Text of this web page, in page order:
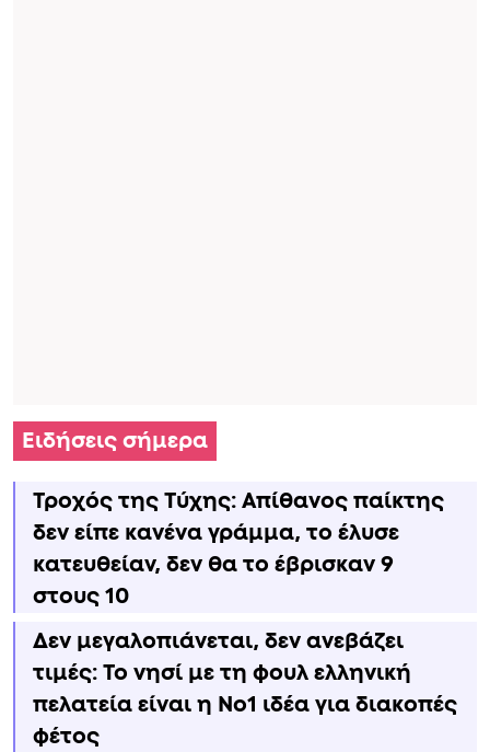
Ειδήσεις σήμερα
Τροχός της Τύχης: Απίθανος παίκτης
δεν είπε κανένα γράμμα, το έλυσε
κατευθείαν, δεν θα το έβρισκαν 9
στους 10
Δεν μεγαλοπιάνεται, δεν ανεβάζει
τιμές: Το νησί με τη φουλ ελληνική
πελατεία είναι η No1 ιδέα για διακοπές
φέτος